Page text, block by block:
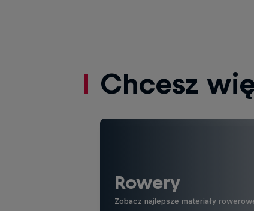
Chcesz
Rowery
Zobacz najlepsze materiały